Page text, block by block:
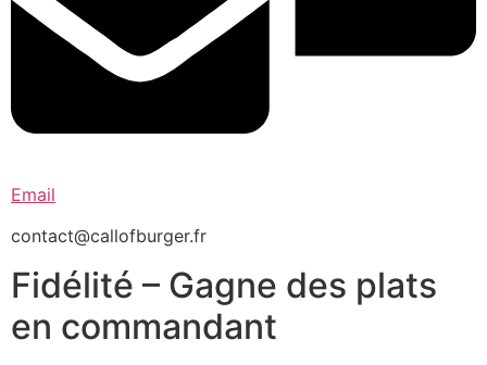
Email
contact@callofburger.fr
Fidélité – Gagne des plats
en commandant